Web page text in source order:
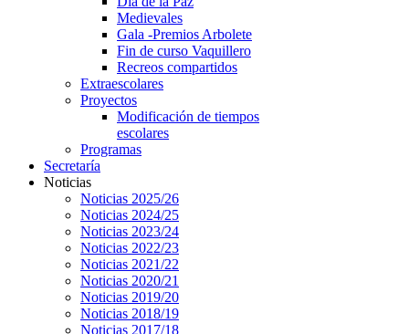
Medievales
Gala -Premios Arbolete
Fin de curso Vaquillero
Recreos compartidos
Extraescolares
Proyectos
Modificación de tiempos
escolares
Programas
Secretaría
Noticias
Noticias 2025/26
Noticias 2024/25
Noticias 2023/24
Noticias 2022/23
Noticias 2021/22
Noticias 2020/21
Noticias 2019/20
Noticias 2018/19
Noticias 2017/18